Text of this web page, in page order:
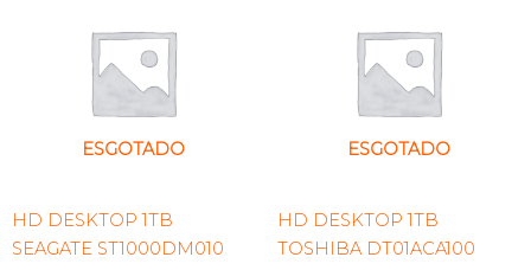
ESGOTADO
HD DESKTOP 1TB
SEAGATE ST1000DM010
ESGOTADO
HD DESKTOP 1TB
TOSHIBA DT01ACA100